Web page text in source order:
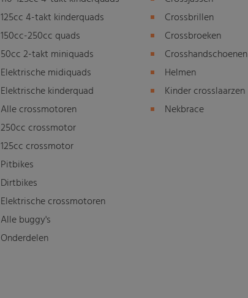
125cc 4-takt kinderquads
150cc-250cc quads
50cc 2-takt miniquads
Elektrische midiquads
Elektrische kinderquad
Alle crossmotoren
250cc crossmotor
125cc crossmotor
Pitbikes
Dirtbikes
Elektrische crossmotoren
Alle buggy's
Onderdelen
Crossbrillen
Crossbroeken
Crosshandschoenen
Helmen
Kinder crosslaarzen
Nekbrace